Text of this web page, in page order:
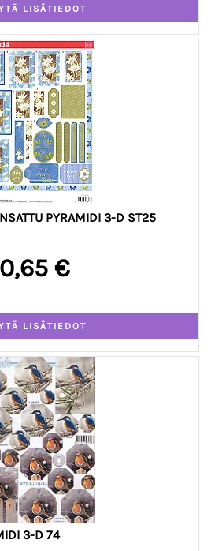
PYRAMIDI 3-D ST25
0,65 €
3-D 74